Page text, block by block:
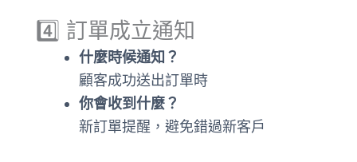
4️⃣ 訂單成立通知
什麼時候通知？
顧客成功送出訂單時
你會收到什麼？
新訂單提醒，避免錯過新客戶